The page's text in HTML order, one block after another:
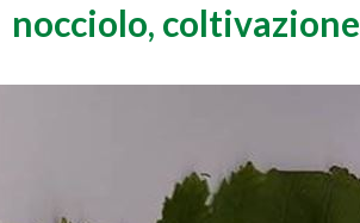
nocciolo, coltivazione